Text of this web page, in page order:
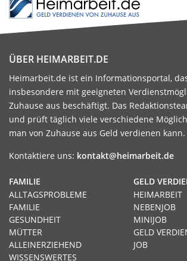
ÜBER HEIMARBEIT.DE
Heimarbeit.de ist ein Informationsportal,
insbesondere mit geeigneten
Zuhause aus beschäftigt. Das
und prüft täglich viele verschiedene
man von Zuhause aus Geld verdienen kann.
Kontaktiere uns: kontakt@heimarbeit.de
GELD
HEIMARBEIT
NEBENJOB
MINIJOB
GELD
JOB
FAMILIE
ALLTAGSPROBLEME
FAMILIE
GESUNDHEIT
MÜTTER
ALLEINERZIEHEND
WISSENSWERTES